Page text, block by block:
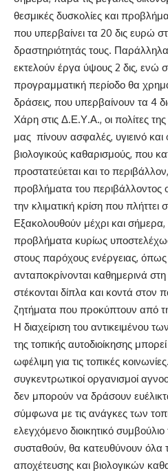
θεσμικές δυσκολίες και
που υπερβαίνει τα 20 δις ευρώ
δραστηριότητάς τους.
εκτελούν έργα ύψους 2 δις, ενώ
προγραμματική περίοδο θα
δράσεις, που υπερβαίνουν τα 4
Χάρη στις Δ.Ε.Υ.Α., οι πολίτες
μας πίνουν ασφαλές, υγιεινό
βιολογικούς καθαρισμούς, που
προστατεύεται και το
προβλήματα του περιβάλλοντος
την κλιματική κρίση που
Εξακολουθούν μέχρι και
προβλήματα κυρίως
στους παρόχους ενέργειας,
ανταποκρίνονται καθημερινά στη
στέκονται δίπλα και κοντά στον
ζητήματα που προκύπτουν από τη
Η διαχείριση του αντικειμένου
της τοπικής αυτοδιοίκησης
ωφέλιμη για τις τοπικές
συγκεντρωτικοί οργανισμοί
δεν μπορούν να δράσουν
σύμφωνα με τις ανάγκες των
ελεγχόμενο διοικητικό
συσταθούν, θα κατευθύνουν όλα
αποχέτευσης και βιολογικών